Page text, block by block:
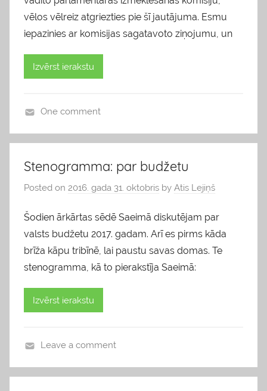
vēlos vēlreiz atgriezties pie šī jautājuma. Esmu
iepazinies ar komisijas sagatavoto ziņojumu, un
Izvērst ierakstu
l
g
s
One comment
Stenogramma: par budžetu
Posted on 2016. gada 31. oktobris by Atis Lejiņš
Šodien ārkārtas sēdē Saeimā diskutējam par
valsts budžetu 2017. gadam. Arī es pirms kāda
brīža kāpu tribīnē, lai paustu savas domas. Te
stenogramma, kā to pierakstīja Saeimā:
Izvērst ierakstu
l
Leave a comment